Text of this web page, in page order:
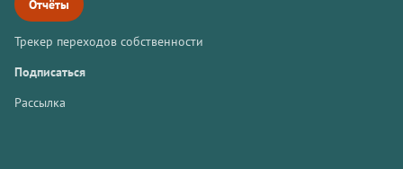
Отчёты
Трекер переходов собственности
Подписаться
Рассылка